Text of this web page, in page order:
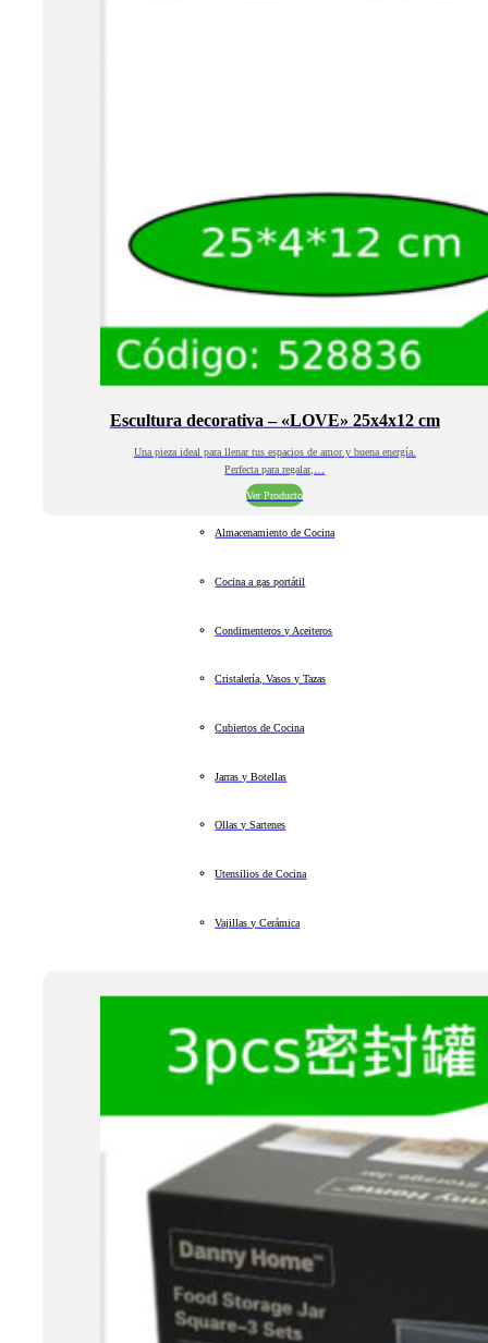
Escultura decorativa – «LOVE» 25x4x12 cm
Una pieza ideal para llenar tus espacios de amor y buena energía.
Perfecta para regalar,…
Ver Producto
Almacenamiento de Cocina
Cocina a gas portátil
Condimenteros y Aceiteros
Cristalería, Vasos y Tazas
Cubiertos de Cocina
Jarras y Botellas
Ollas y Sartenes
Utensilios de Cocina
Vajillas y Cerámica